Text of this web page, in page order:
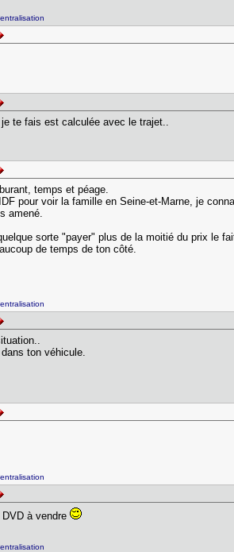
te fais est calculée avec le trajet..
temps et péage.
pour voir la famille en Seine-et-Marne, je
amené.
sorte "payer" plus de la moitié du prix le
de temps de ton côté.
ton véhicule.
DVD à vendre